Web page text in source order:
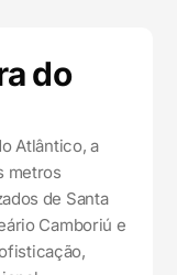
do
Atlântico, a
metros
de Santa
Camboriú e